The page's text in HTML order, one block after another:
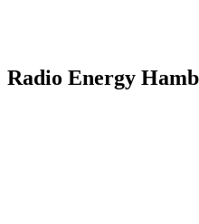
Radio Energy